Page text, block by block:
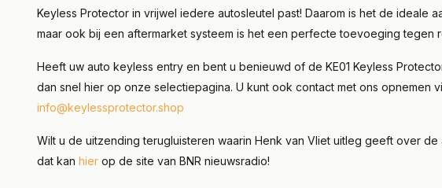
Keyless Protector in vrijwel iedere autosleutel past! Daarom is het de ideale
maar ook bij een aftermarket systeem is het een perfecte toevoeging tegen
Heeft uw auto keyless entry en bent u benieuwd of de KE01 Keyless
dan snel hier op onze selectiepagina. U kunt ook contact met ons opnemen
info@keylessprotector.shop
Wilt u de uitzending terugluisteren waarin Henk van Vliet uitleg geeft over
dat kan hier op de site van BNR nieuwsradio!